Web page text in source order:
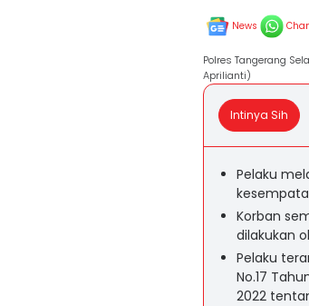
News
Polres Tangerang
Aprilianti)
Intinya Sih
Pelaku
Korban
dilakukan
Pelaku
No.17
2022